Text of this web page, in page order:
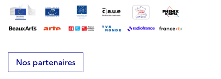
Nos partenaires